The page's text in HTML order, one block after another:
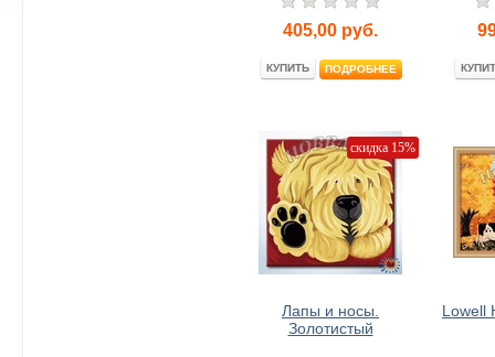
405,00 руб.
КУПИТЬ ПОДРОБНЕЕ
скидка 15%
Лапы и носы.
Золотистый
Lowell